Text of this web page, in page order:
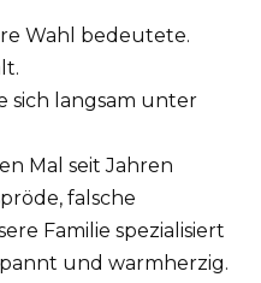
Wahl bedeutete.
sich langsam unter
Mal seit Jahren
falsche
Familie spezialisiert
und warmherzig.